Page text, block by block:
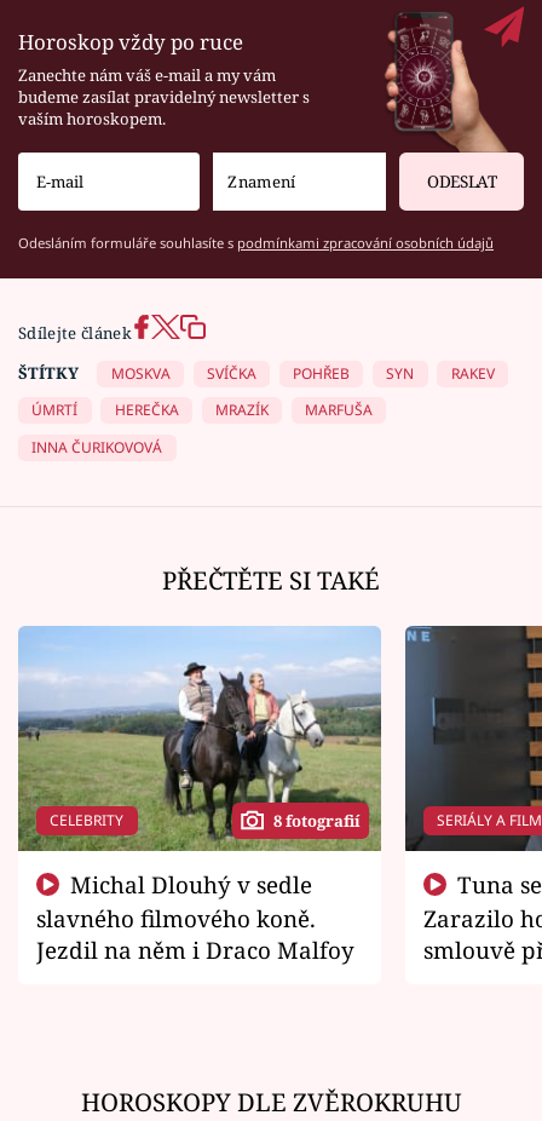
Horoskop vždy po ruce
Zanechte nám váš e-mail a my vám
budeme zasílat pravidelný newsletter s
vaším horoskopem.
ODESLAT
Odesláním formuláře souhlasíte s podmínkami zpracování osobních údajů
Sdílejte článek
ŠTÍTKY
MOSKVA SVÍČKA POHŘEB SYN
RAKEV
ÚMRTÍ
HEREČKA MRAZÍK
MARFUŠA
INNA ČURIKOVOVÁ
PŘEČTĚTE SI TAKÉ
CELEBRITY 8 fotografií
slavného filmového koně.
Jezdil na něm i Draco Malfoy
SERIÁLY A
Zarazilo
smlouvě
HOROSKOPY DLE ZVĚROKRUHU